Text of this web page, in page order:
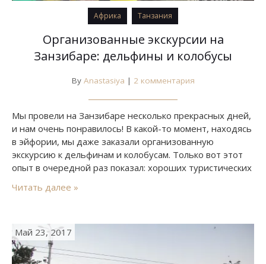
Африка Танзания
Организованные экскурсии на
Занзибаре: дельфины и колобусы
By Anastasiya | 2 комментария
Мы провели на Занзибаре несколько прекрасных дней,
и нам очень понравилось! В какой-то момент, находясь
в эйфории, мы даже заказали организованную
экскурсию к дельфинам и колобусам. Только вот этот
опыт в очередной раз показал: хороших туристических
еще меньше, так что, если есть возможность
Читать далее »
Май 23, 2017